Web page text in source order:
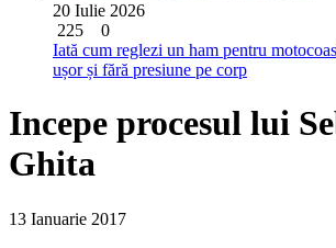
20 Iulie 2026
225
0
Iată cum reglezi un ham pentru
ușor și fără presiune pe corp
Incepe procesul lui
Ghita
13 Ianuarie 2017